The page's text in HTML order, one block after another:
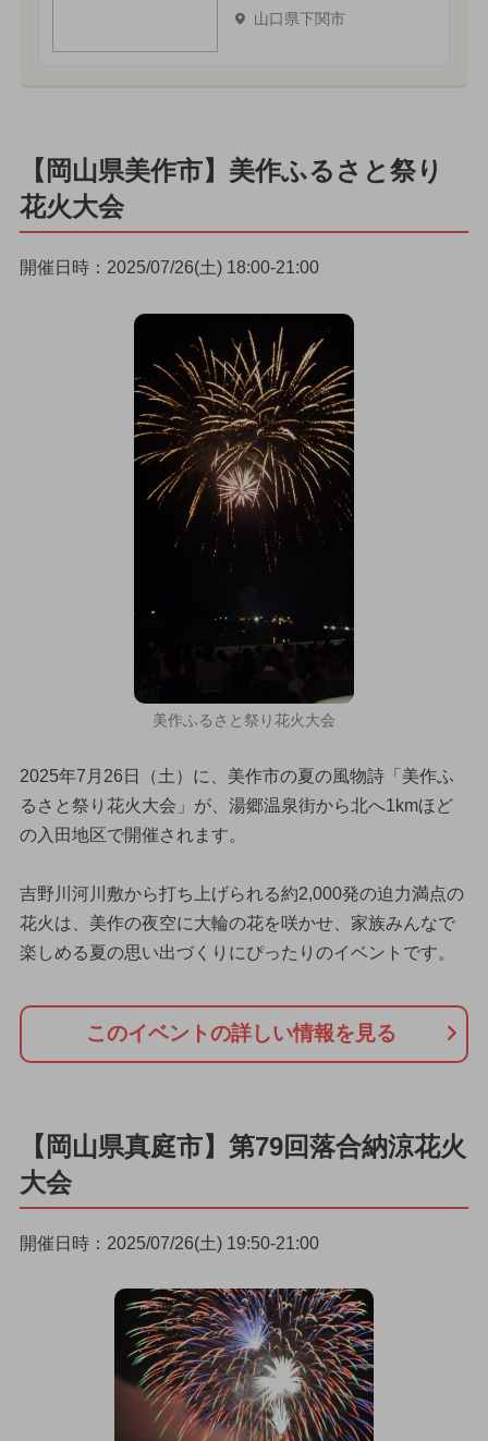
山口県下関市
【岡山県美作市】美作ふるさと祭り
花火大会
開催日時：2025/07/26(土) 18:00-21:00
美作ふるさと祭り花火大会
2025年7月26日（土）に、美作市の夏の風物詩「美作ふ
るさと祭り花火大会」が、湯郷温泉街から北へ1kmほど
の入田地区で開催されます。
吉野川河川敷から打ち上げられる約2,000発の迫力満点の
花火は、美作の夜空に大輪の花を咲かせ、家族みんなで
楽しめる夏の思い出づくりにぴったりのイベントです。
このイベントの詳しい情報を見る
【岡山県真庭市】第79回落合納涼花火
大会
開催日時：2025/07/26(土) 19:50-21:00